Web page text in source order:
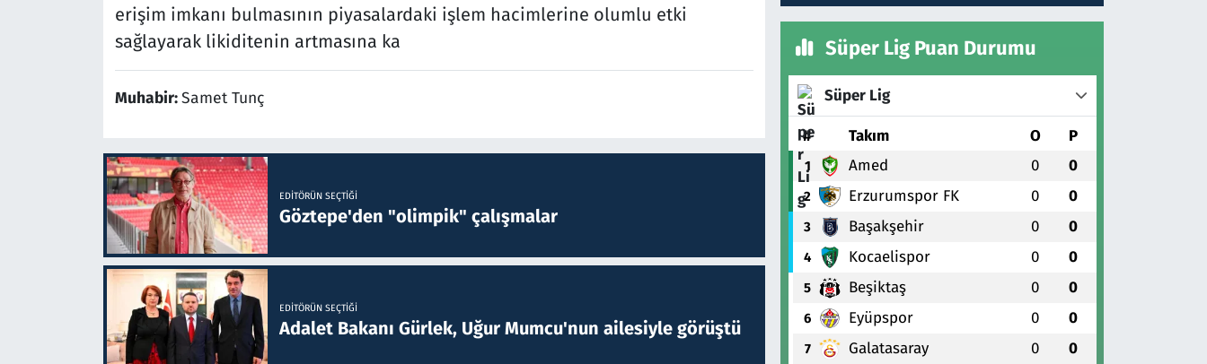
erişim imkanı bulmasının piyasalardaki işlem hacimlerine olumlu etki
sağlayarak likiditenin artmasına ka
Muhabir:Samet Tunç
EDITÖRÜN SEÇTIĞI
Göztepe'den "olimpik" çalışmalar
EDITÖRÜN SEÇTIĞI
Adalet Bakanı Gürlek, Uğur Mumcu'nun ailesiyle görüştü
Süper Lig Puan Durumu
Süper Lig
# Takım O P
1 Amed 0 0
2 Erzurumspor FK 0 0
3 Başakşehir 0 0
4 Kocaelispor 0 0
5 Beşiktaş 0 0
6 Eyüpspor 0 0
7 Galatasaray 0 0